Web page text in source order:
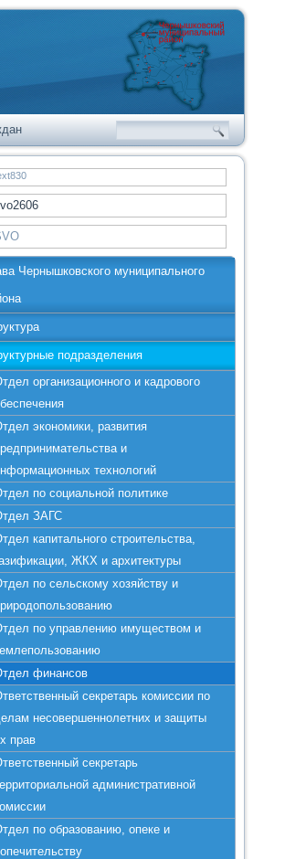
Чернышковского муниципального
подразделения
организационного и кадрового
экономики, развития
и
технологий
по социальной политике
ЗАГС
капитального строительства,
ЖКХ и архитектуры
по сельскому хозяйству и
по управлению имуществом и
финансов
секретарь комиссии по
несовершеннолетних и защиты
прав
секретарь
административной
по образованию, опеке и